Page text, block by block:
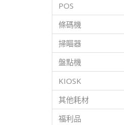
POS
條碼機
掃瞄器
盤點機
KIOSK
其他耗材
福利品